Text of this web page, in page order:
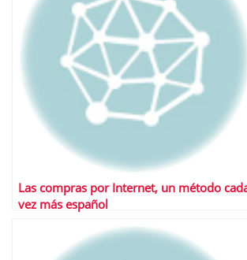
Las compras por Internet, un método
vez más español